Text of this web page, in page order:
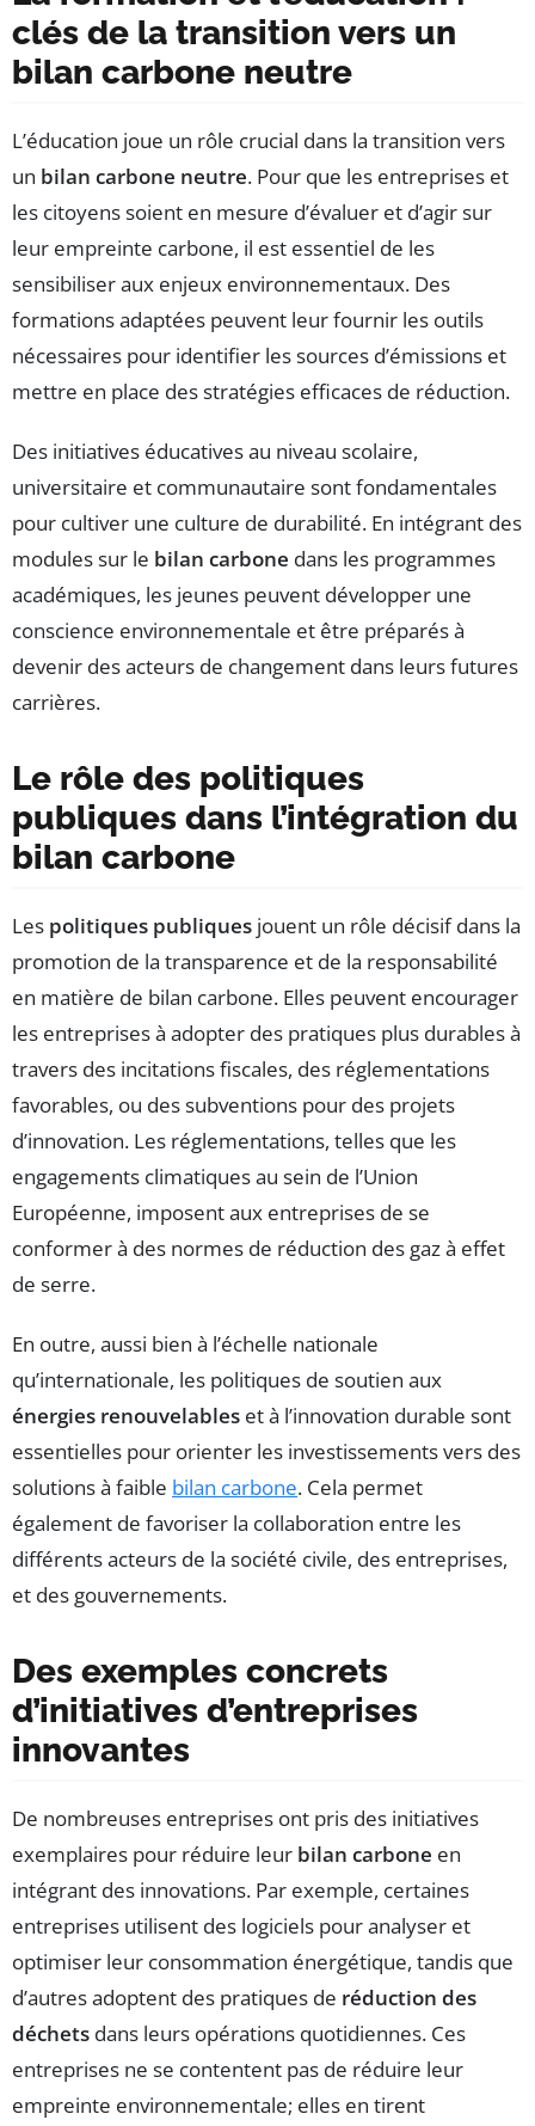
clés de la transition vers un
bilan carbone neutre
L’éducation joue un rôle crucial dans la transition vers
un bilan carbone neutre. Pour que les entreprises et
les citoyens soient en mesure d’évaluer et d’agir sur
leur empreinte carbone, il est essentiel de les
sensibiliser aux enjeux environnementaux. Des
formations adaptées peuvent leur fournir les outils
nécessaires pour identifier les sources d’émissions et
mettre en place des stratégies efficaces de réduction.
Des initiatives éducatives au niveau scolaire,
universitaire et communautaire sont fondamentales
pour cultiver une culture de durabilité. En intégrant des
modules sur le bilan carbone dans les programmes
académiques, les jeunes peuvent développer une
conscience environnementale et être préparés à
devenir des acteurs de changement dans leurs futures
carrières.
Le rôle des politiques
publiques dans l’intégration du
bilan carbone
Les politiques publiques jouent un rôle décisif dans la
promotion de la transparence et de la responsabilité
en matière de bilan carbone. Elles peuvent encourager
les entreprises à adopter des pratiques plus durables à
travers des incitations fiscales, des réglementations
favorables, ou des subventions pour des projets
d’innovation. Les réglementations, telles que les
engagements climatiques au sein de l’Union
Européenne, imposent aux entreprises de se
conformer à des normes de réduction des gaz à effet
de serre.
En outre, aussi bien à l’échelle nationale
qu’internationale, les politiques de soutien aux
énergies renouvelables et à l’innovation durable sont
essentielles pour orienter les investissements vers des
solutions à faible bilan carbone. Cela permet
également de favoriser la collaboration entre les
différents acteurs de la société civile, des entreprises,
et des gouvernements.
Des exemples concrets
d’initiatives d’entreprises
innovantes
De nombreuses entreprises ont pris des initiatives
exemplaires pour réduire leur bilan carbone en
intégrant des innovations. Par exemple, certaines
entreprises utilisent des logiciels pour analyser et
optimiser leur consommation énergétique, tandis que
d’autres adoptent des pratiques de réduction des
déchets dans leurs opérations quotidiennes. Ces
entreprises ne se contentent pas de réduire leur
empreinte environnementale; elles en tirent